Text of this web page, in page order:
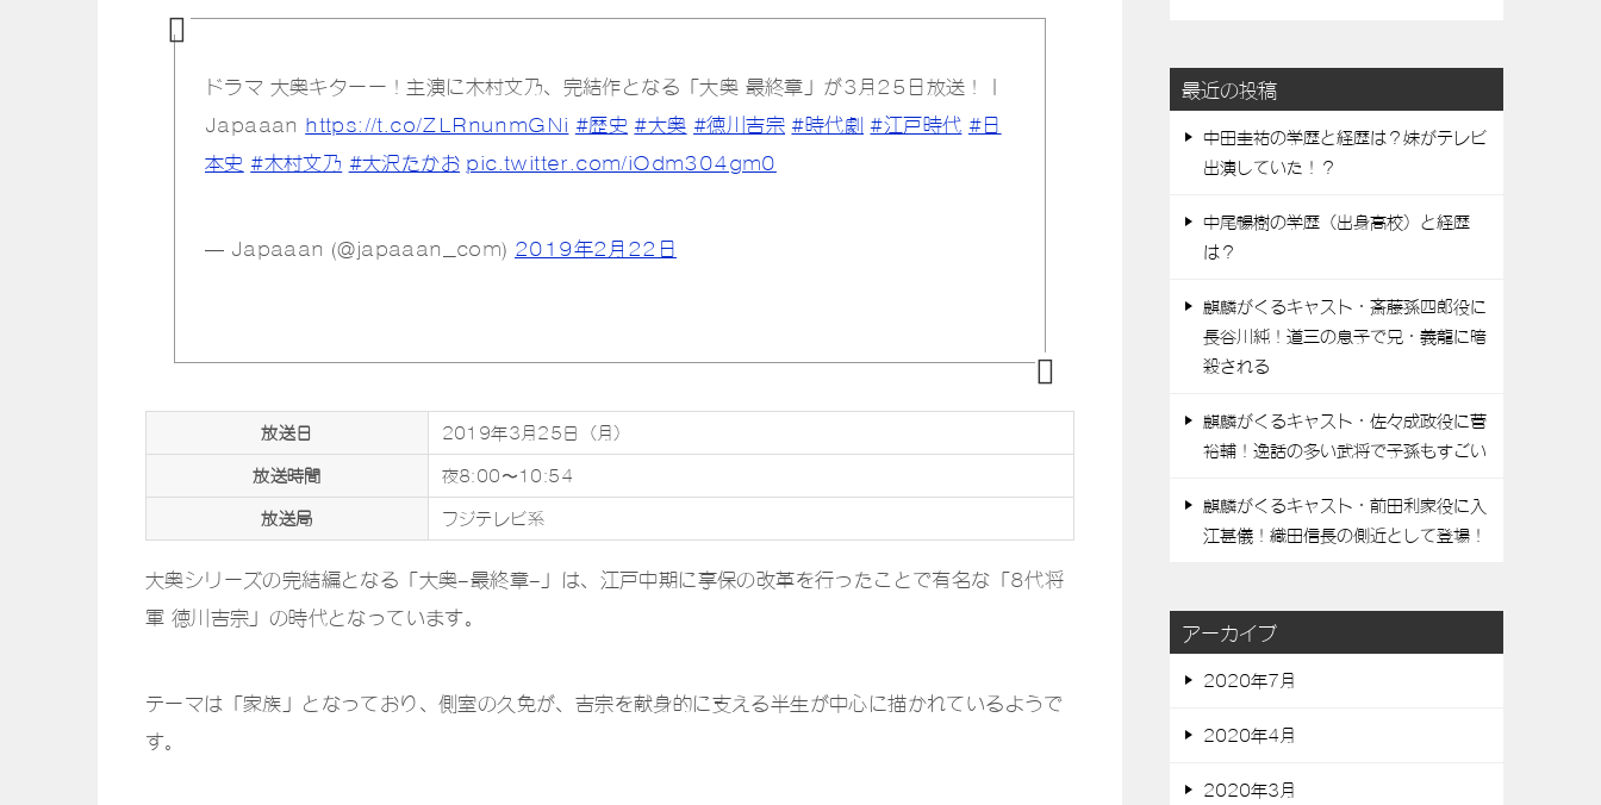
ドラマ 大奥キターー！主演に木村文乃、完結作となる「大奥 最終章」が3月25日放送！｜
Japaaan https://t.co/ZLRnunmGNi #歴史 #大奥 #徳川吉宗 #時代劇 #江戸時代 #日
本史 #木村文乃 #大沢たかお pic.twitter.com/iOdm304gm0
— Japaaan (@japaaan_com) 2019年2月22日
放送日
2019年3月25日（月）
放送時間
夜8:00〜10:54
放送局
フジテレビ系
大奥シリーズの完結編となる「大奥-最終章-」は、江戸中期に享保の改革を行ったことで有名な「8代将
軍 徳川吉宗」の時代となっています。
テーマは「家族」となっており、側室の久免が、吉宗を献身的に支える半生が中心に描かれているようで
す。
最近の投稿
中田圭祐の学歴と経歴は？妹がテレビ
出演していた！？
中尾暢樹の学歴（出身高校）と経歴
は？
麒麟がくるキャスト・斎藤孫四郎役に
長谷川純！道三の息子で兄・義龍に暗
殺される
麒麟がくるキャスト・佐々成政役に菅
裕輔！逸話の多い武将で子孫もすごい
麒麟がくるキャスト・前田利家役に入
江甚儀！織田信長の側近として登場！
アーカイブ
2020年7月
2020年4月
2020年3月